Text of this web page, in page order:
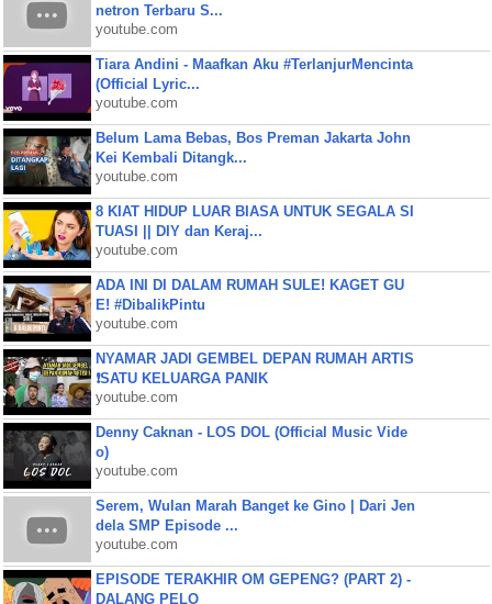
netron Terbaru S...
youtube.com
Tiara Andini - Maafkan Aku #TerlanjurMencinta
(Official Lyric...
youtube.com
Belum Lama Bebas, Bos Preman Jakarta John
Kei Kembali Ditangk...
youtube.com
8 KIAT HIDUP LUAR BIASA UNTUK SEGALA SI
TUASI || DIY dan Keraj...
youtube.com
ADA INI DI DALAM RUMAH SULE! KAGET GU
E! #DibalikPintu
youtube.com
NYAMAR JADI GEMBEL DEPAN RUMAH ARTIS
❗SATU KELUARGA PANIK
youtube.com
Denny Caknan - LOS DOL (Official Music Vide
o)
youtube.com
Serem, Wulan Marah Banget ke Gino | Dari Jen
dela SMP Episode ...
youtube.com
EPISODE TERAKHIR OM GEPENG? (PART 2) -
DALANG PELO